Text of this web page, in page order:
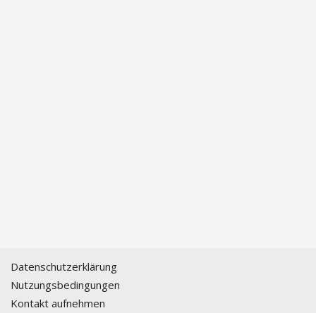
Datenschutzerklärung
Nutzungsbedingungen
Kontakt aufnehmen